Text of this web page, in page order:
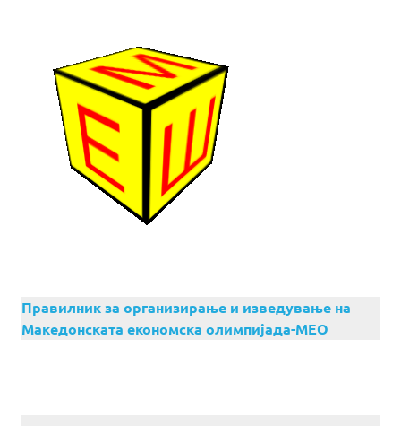
Правилник за организирање и изведување на
Македонската економска олимпијада-МЕО